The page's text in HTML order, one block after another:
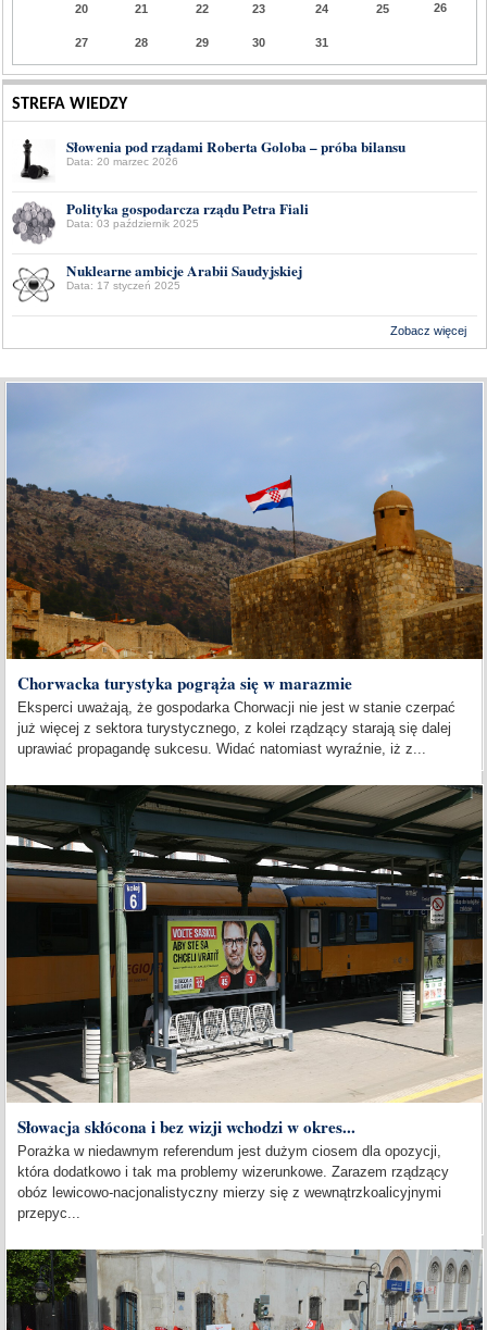
20 21 22 23 24 25 26
27 28 29 30 31
STREFA WIEDZY
Słowenia pod rządami Roberta Goloba – próba bilansu
Data: 20 marzec 2026
Polityka gospodarcza rządu Petra Fiali
Data: 03 październik 2025
Nuklearne ambicje Arabii Saudyjskiej
Data: 17 styczeń 2025
Zobacz więcej
Chorwacka turystyka pogrąża się w marazmie
Eksperci uważają, że gospodarka Chorwacji nie jest w stanie czerpać
już więcej z sektora turystycznego, z kolei rządzący starają się dalej
uprawiać propagandę sukcesu. Widać natomiast wyraźnie, iż z...
Słowacja skłócona i bez wizji wchodzi w okres...
Porażka w niedawnym referendum jest dużym ciosem dla opozycji,
która dodatkowo i tak ma problemy wizerunkowe. Zarazem rządzący
obóz lewicowo-nacjonalistyczny mierzy się z wewnątrzkoalicyjnymi
przepyc...